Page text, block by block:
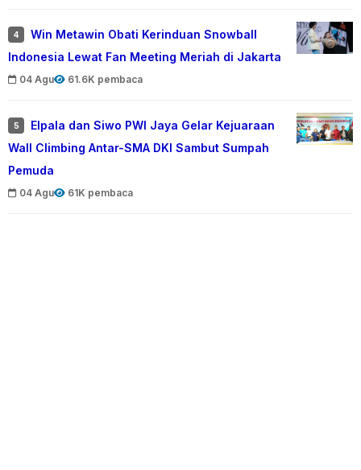
4
Win Metawin Obati Kerinduan Snowball
Indonesia Lewat Fan Meeting Meriah di Jakarta
04 Agu 61.6K pembaca
5
Elpala dan Siwo PWI Jaya Gelar Kejuaraan
Wall Climbing Antar-SMA DKI Sambut Sumpah
Pemuda
04 Agu 61K pembaca